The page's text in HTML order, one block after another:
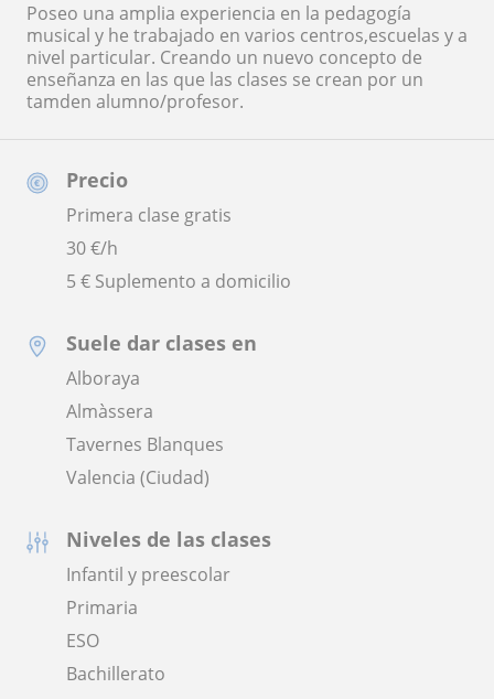
Precio
Primera clase gratis
30€/h
5 € Suplemento a domicilio
Suele dar clases en
Alboraya
Almàssera
Tavernes Blanques
Valencia (Ciudad)
Niveles de las clases
Infantil y preescolar
Primaria
ESO
Bachillerato
Poseo una amplia experiencia en la pedagogía
musical y he trabajado en varios centros,escuelas y a
nivel particular. Creando un nuevo concepto de
enseñanza en las que las clases se crean por un
tamden alumno/profesor.